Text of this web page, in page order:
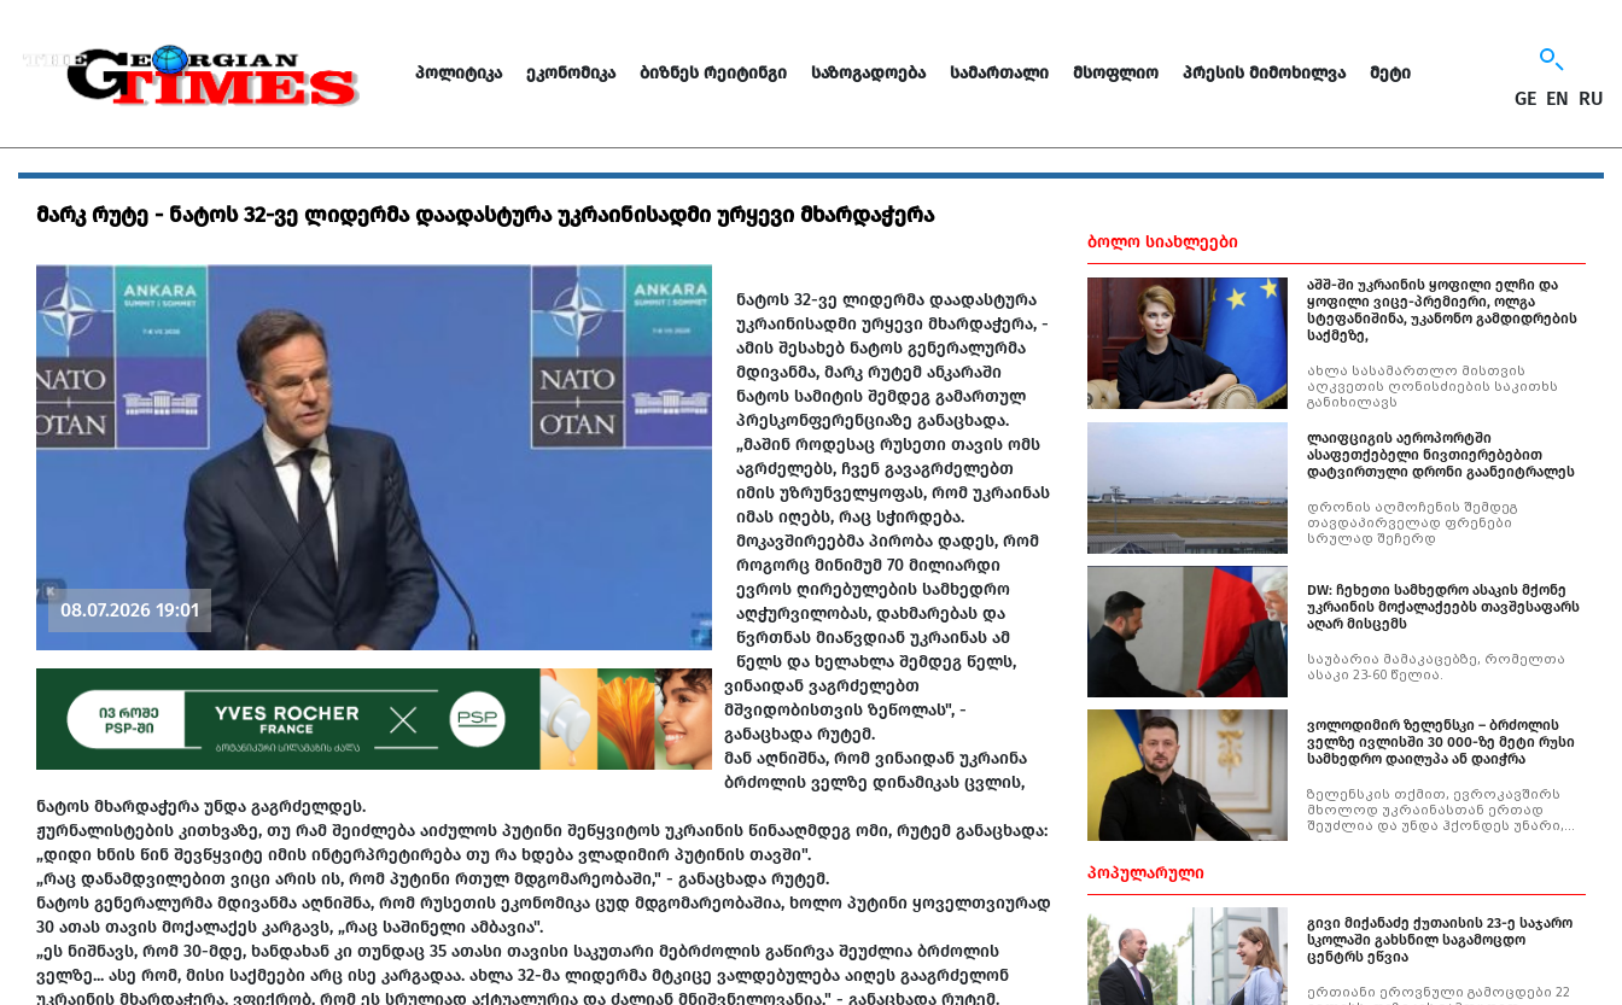
ᲞᲝᲚᲘᲢᲘᲙᲐ ᲔᲙᲝᲜᲝᲛᲘᲙᲐ ᲑᲘᲖᲜᲔᲡ ᲠᲔᲘᲢᲘᲜᲒᲘ ᲡᲐᲖᲝᲒᲐᲓᲝᲔᲑᲐ ᲡᲐᲛᲐᲠᲗᲐᲚᲘ ᲛᲡᲝᲤᲚᲘᲝ ᲞᲠᲔᲡᲘᲡ ᲛᲘᲛᲝᲮᲘᲚᲕᲐ ᲛᲔᲢᲘ
GE EN RU
მარკ რუტე - ნატოს 32-ვე ლიდერმა დაადასტურა უკრაინისადმი ურყევი მხარდაჭერა
08.07.2026 19:01
ნატოს 32-ვე ლიდერმა დაადასტურა
უკრაინისადმი ურყევი მხარდაჭერა, -
ამის შესახებ ნატოს გენერალურმა
მდივანმა, მარკ რუტემ ანკარაში
ნატოს სამიტის შემდეგ გამართულ
პრესკონფერენციაზე განაცხადა.
„მაშინ როდესაც რუსეთი თავის ომს
აგრძელებს, ჩვენ გავაგრძელებთ
იმის უზრუნველყოფას, რომ უკრაინას
იმას იღებს, რაც სჭირდება.
მოკავშირეებმა პირობა დადეს, რომ
როგორც მინიმუმ 70 მილიარდი
ევროს ღირებულების სამხედრო
აღჭურვილობას, დახმარებას და
წვრთნას მიაწვდიან უკრაინას ამ
წელს და ხელახლა შემდეგ წელს,
ვინაიდან ვაგრძელებთ
მშვიდობისთვის ზეწოლას", -
განაცხადა რუტემ.
მან აღნიშნა, რომ ვინაიდან უკრაინა
ბრძოლის ველზე დინამიკას ცვლის,
ნატოს მხარდაჭერა უნდა გაგრძელდეს.
ჟურნალისტების კითხვაზე, თუ რამ შეიძლება აიძულოს პუტინი შეწყვიტოს უკრაინის წინააღმდეგ ომი, რუტემ განაცხადა:
„დიდი ხნის წინ შევწყვიტე იმის ინტერპრეტირება თუ რა ხდება ვლადიმირ პუტინის თავში".
„რაც დანამდვილებით ვიცი არის ის, რომ პუტინი რთულ მდგომარეობაში," - განაცხადა რუტემ.
ნატოს გენერალურმა მდივანმა აღნიშნა, რომ რუსეთის ეკონომიკა ცუდ მდგომარეობაშია, ხოლო პუტინი ყოველთვიურად
30 ათას თავის მოქალაქეს კარგავს, „რაც საშინელი ამბავია".
„ეს ნიშნავს, რომ 30-მდე, ხანდახან კი თუნდაც 35 ათასი თავისი საკუთარი მებრძოლის გაწირვა შეუძლია ბრძოლის
ველზე... ასე რომ, მისი საქმეები არც ისე კარგადაა. ახლა 32-მა ლიდერმა მტკიცე ვალდებულება აიღეს გააგრძელონ
უკრაინის მხარდაჭერა. ვფიქრობ, რომ ეს სრულიად აქტუალურია და ძალიან მნიშვნელოვანია," - განაცხადა რუტემ.
ᲑᲝᲚᲝ ᲡᲘᲐᲮᲚᲔᲔᲑᲘ
აშშ-ში უკრაინის ყოფილი ელჩი და
ყოფილი ვიცე-პრემიერი, ოლგა
სტეფანიშინა, უკანონო გამდიდრების
საქმეზე,
ახლა სასამართლო მისთვის
აღკვეთის ღონისძიების საკითხს
განიხილავს
ლაიფციგის აეროპორტში
ასაფეთქებელი ნივთიერებებით
დატვირთული დრონი გაანეიტრალეს
დრონის აღმოჩენის შემდეგ
თავდაპირველად ფრენები
სრულად შეჩერდ
DW: ჩეხეთი სამხედრო ასაკის მქონე
უკრაინის მოქალაქეებს თავშესაფარს
აღარ მისცემს
საუბარია მამაკაცებზე, რომელთა
ასაკი 23-60 წელია.
ვოლოდიმირ ზელენსკი – ბრძოლის
ველზე ივლისში 30 000-ზე მეტი რუსი
სამხედრო დაიღუპა ან დაიჭრა
ზელენსკის თქმით, ევროკავშირს
მხოლოდ უკრაინასთან ერთად
შეუძლია და უნდა ჰქონდეს უნარი,
ᲞᲝᲞᲣᲚᲐᲠᲣᲚᲘ
გივი მიქანაძე ქუთაისის 23-ე საჯარო
სკოლაში გახსნილ საგამოცდო
ცენტრს ეწვია
ერთიანი ეროვნული გამოცდები 22